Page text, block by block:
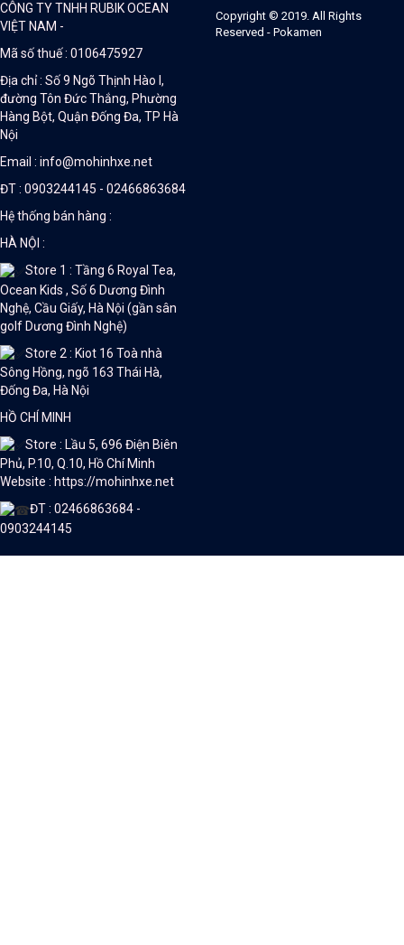
CÔNG TY TNHH RUBIK OCEAN
VIỆT NAM -
Mã số thuế : 0106475927
Địa chỉ : Số 9 Ngõ Thịnh Hào I,
đường Tôn Đức Thắng, Phường
Hàng Bột, Quận Đống Đa, TP Hà
Nội
Email : info@mohinhxe.net
ĐT : 0903244145 - 02466863684
Hệ thống bán hàng :
HÀ NỘI :
Store 1 : Tầng 6 Royal Tea,
Ocean Kids , Số 6 Dương Đình
Nghệ, Cầu Giấy, Hà Nội (gần sân
golf Dương Đình Nghệ)
Store 2 : Kiot 16 Toà nhà
Sông Hồng, ngõ 163 Thái Hà,
Đống Đa, Hà Nội
HỒ CHÍ MINH
Store : Lầu 5, 696 Điện Biên
Phủ, P.10, Q.10, Hồ Chí Minh
Website : https://mohinhxe.net
ĐT : 02466863684 -
0903244145
Copyright © 2019. All Rights
Reserved - Pokamen